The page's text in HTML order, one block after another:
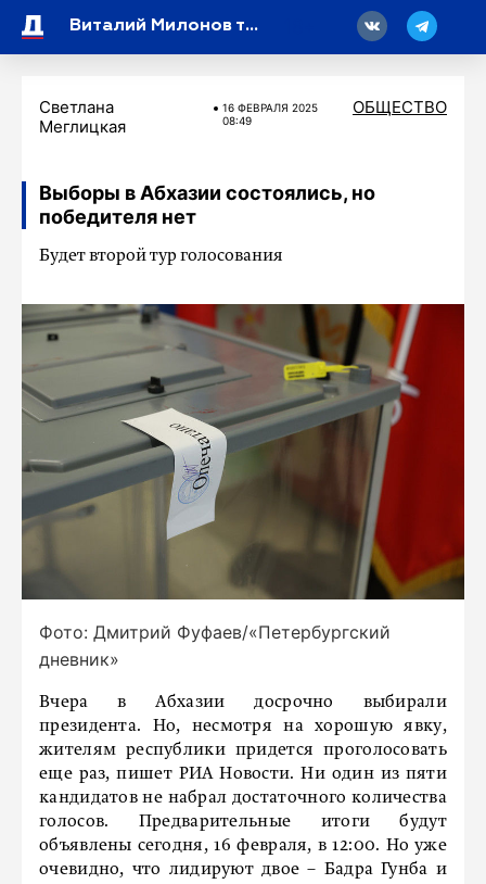
Виталий Милонов требует уголовного дела против внучек Горбачева
Светлана
Меглицкая
16 ФЕВРАЛЯ 2025
08:49
ОБЩЕСТВО
Выборы в Абхазии состоялись, но
победителя нет
Будет второй тур голосования
Фото: Дмитрий Фуфаев/«Петербургский
дневник»
Вчера в Абхазии досрочно выбирали
президента. Но, несмотря на хорошую явку,
жителям республики придется проголосовать
еще раз, пишет РИА Новости. Ни один из пяти
кандидатов не набрал достаточного количества
голосов. Предварительные итоги будут
объявлены сегодня, 16 февраля, в 12:00. Но уже
очевидно, что лидируют двое – Бадра Гунба и